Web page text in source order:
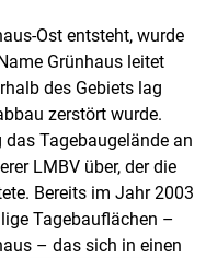
Ost entsteht, wurde
Grünhaus leitet
des Gebiets lag
zerstört wurde.
Tagebaugelände an
LMBV über, der die
Bereits im Jahr 2003
Tagebauflächen –
– das sich in einen